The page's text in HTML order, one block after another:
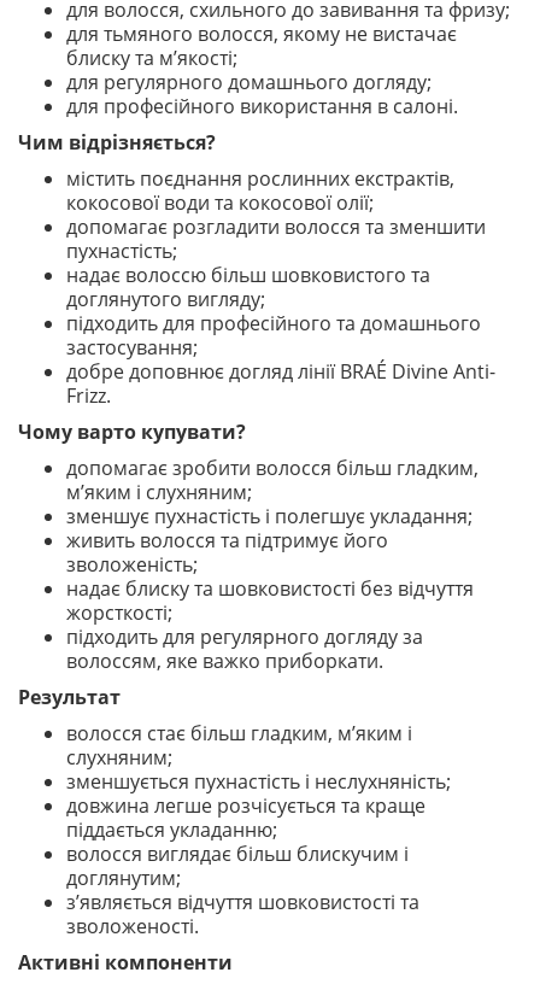
для волосся, схильного до завивання та фризу;
для тьмяного волосся, якому не вистачає
блиску та м’якості;
для регулярного домашнього догляду;
для професійного використання в салоні.
Чим відрізняється?
містить поєднання рослинних екстрактів,
кокосової води та кокосової олії;
допомагає розгладити волосся та зменшити
пухнастість;
надає волоссю більш шовковистого та
доглянутого вигляду;
підходить для професійного та домашнього
застосування;
добре доповнює догляд лінії BRAÉ Divine Anti-
Frizz.
Чому варто купувати?
допомагає зробити волосся більш гладким,
м’яким і слухняним;
зменшує пухнастість і полегшує укладання;
живить волосся та підтримує його
зволоженість;
надає блиску та шовковистості без відчуття
жорсткості;
підходить для регулярного догляду за
волоссям, яке важко приборкати.
Результат
волосся стає більш гладким, м’яким і
слухняним;
зменшується пухнастість і неслухняність;
довжина легше розчісується та краще
піддається укладанню;
волосся виглядає більш блискучим і
доглянутим;
з’являється відчуття шовковистості та
зволоженості.
Активні компоненти